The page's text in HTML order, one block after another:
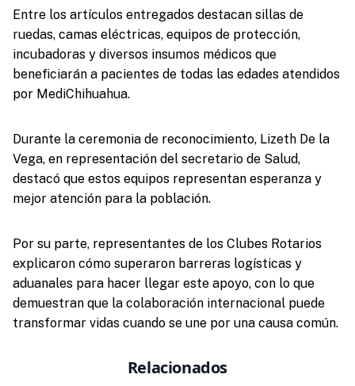
Entre los artículos entregados destacan sillas de
ruedas, camas eléctricas, equipos de protección,
incubadoras y diversos insumos médicos que
beneficiarán a pacientes de todas las edades atendidos
por MediChihuahua.
Durante la ceremonia de reconocimiento, Lizeth De la
Vega, en representación del secretario de Salud,
destacó que estos equipos representan esperanza y
mejor atención para la población.
Por su parte, representantes de los Clubes Rotarios
explicaron cómo superaron barreras logísticas y
aduanales para hacer llegar este apoyo, con lo que
demuestran que la colaboración internacional puede
transformar vidas cuando se une por una causa común.
Relacionados